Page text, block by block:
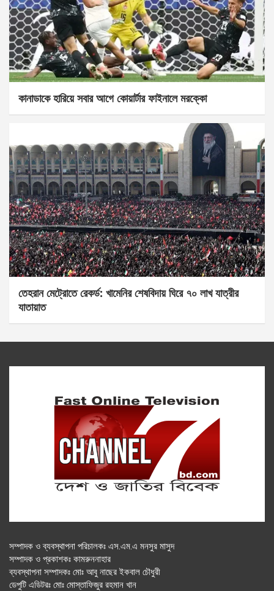
কানাডাকে হারিয়ে সবার আগে কোয়ার্টার ফাইনালে মরক্কো
তেহরান মেট্রোতে রেকর্ড: খামেনির শেষবিদায় ঘিরে ৭০ লাখ যাত্রীর
যাতায়াত
সম্পাদক ও ব্যবস্থাপনা পরিচালকঃ এস.এম.এ মনসুর মাসুদ
সম্পাদক ও প্রকাশকঃ কামরুননাহার
ব্যবস্থাপনা সম্পাদকঃ মোঃ আবু নাছের ইকবাল চৌধুরী
ডেপুটি এডিটরঃ মোঃ মোস্তাফিজুর রহমান খান